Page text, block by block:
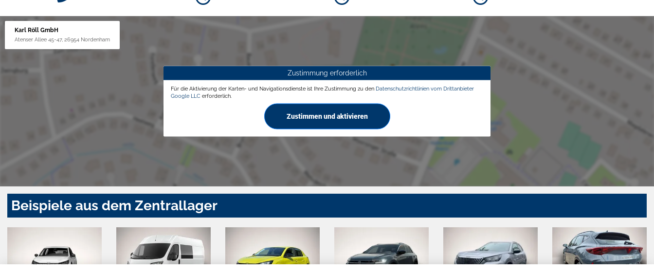
Karl Röll GmbH
Atenser Allee 45-47, 26954 Nordenham
Zustimmung erforderlich
Für die Aktivierung der Karten- und Navigationsdienste ist Ihre Zustimmung zu den Datenschutzrichtlinien vom Drittanbieter
Google LLC erforderlich.
Zustimmen und aktivieren
Beispiele aus dem Zentrallager